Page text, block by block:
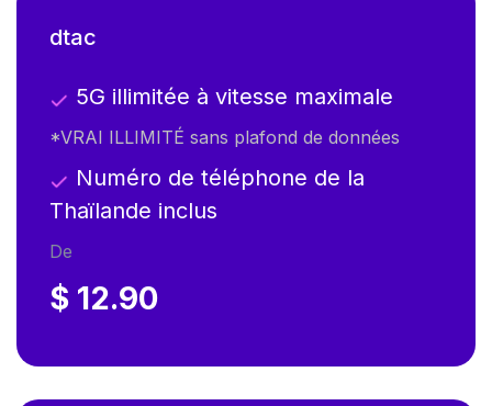
dtac
5G illimitée à vitesse maximale
*VRAI ILLIMITÉ sans plafond de données
Numéro de téléphone de la
Thaïlande inclus
De
$ 12.90